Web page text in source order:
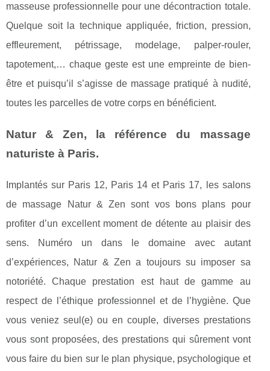
masseuse professionnelle pour une décontraction totale.
Quelque soit la technique appliquée, friction, pression,
effleurement, pétrissage, modelage, palper-rouler,
tapotement,… chaque geste est une empreinte de bien-
être et puisqu’il s’agisse de massage pratiqué à nudité,
toutes les parcelles de votre corps en bénéficient.
Natur & Zen, la référence du massage
naturiste à Paris.
Implantés sur Paris 12, Paris 14 et Paris 17, les salons
de massage Natur & Zen sont vos bons plans pour
profiter d’un excellent moment de détente au plaisir des
sens. Numéro un dans le domaine avec autant
d’expériences, Natur & Zen a toujours su imposer sa
notoriété. Chaque prestation est haut de gamme au
respect de l’éthique professionnel et de l’hygiène. Que
vous veniez seul(e) ou en couple, diverses prestations
vous sont proposées, des prestations qui sûrement vont
vous faire du bien sur le plan physique, psychologique et